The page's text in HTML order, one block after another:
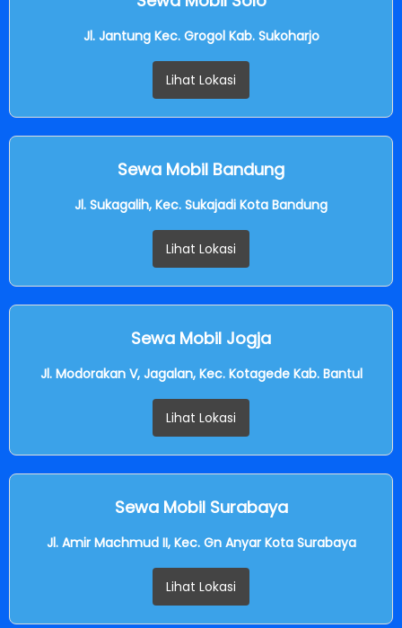
Jl. Jantung Kec. Grogol Kab. Sukoharjo
Lihat Lokasi
Sewa Mobil Bandung
Jl. Sukagalih, Kec. Sukajadi Kota Bandung
Lihat Lokasi
Sewa Mobil Jogja
Jl. Modorakan V, Jagalan, Kec. Kotagede Kab. Bantul
Lihat Lokasi
Sewa Mobil Surabaya
Jl. Amir Machmud II, Kec. Gn Anyar Kota Surabaya
Lihat Lokasi